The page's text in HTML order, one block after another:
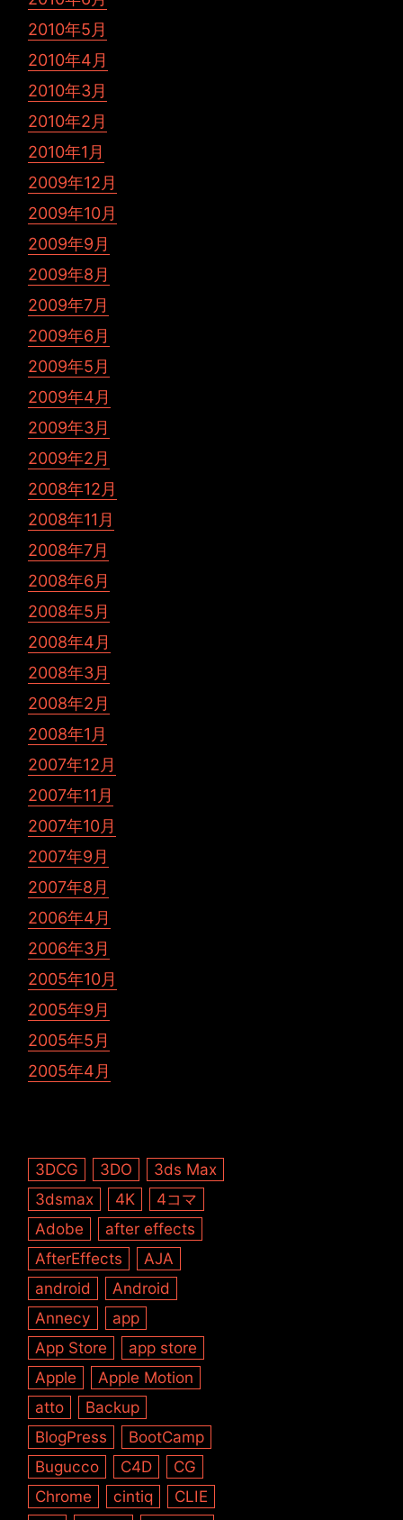
2010年5月
2010年4月
2010年3月
2010年2月
2010年1月
2009年12月
2009年10月
2009年9月
2009年8月
2009年7月
2009年6月
2009年5月
2009年4月
2009年3月
2009年2月
2008年12月
2008年11月
2008年7月
2008年6月
2008年5月
2008年4月
2008年3月
2008年2月
2008年1月
2007年12月
2007年11月
2007年10月
2007年9月
2007年8月
2006年4月
2006年3月
2005年10月
2005年9月
2005年5月
2005年4月
3DCG 3DO
3ds Max
3dsmax
4K
4コマ
Adobe
after effects
AfterEffects
AJA
android
Android
Annecy
app
App Store
app store
Apple
Apple Motion
atto
Backup
BlogPress
BootCamp
Bugucco
C4D
CG
Chrome
cintiq
CLIE